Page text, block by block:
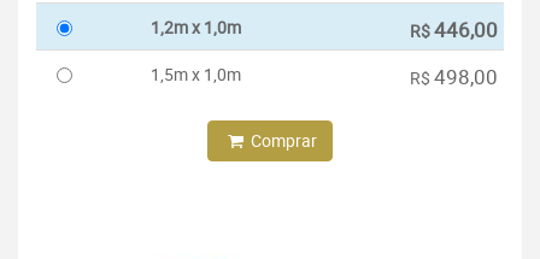
1,2m x 1,0m R$446,00
1,5m x 1,0m R$ 498,00
Comprar